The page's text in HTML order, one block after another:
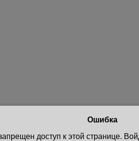
Ошибка
доступ к этой странице.